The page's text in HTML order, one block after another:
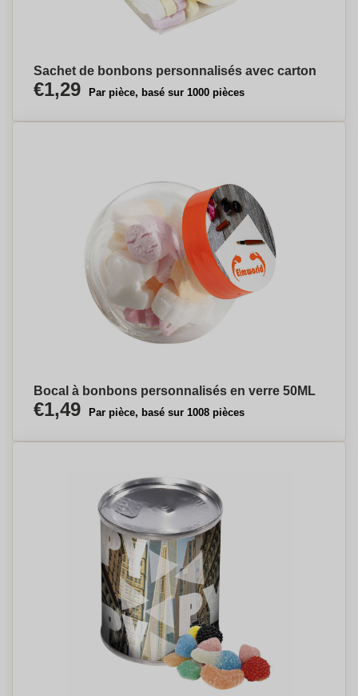
Sachet de bonbons personnalisés avec carton
€1,29 Par pièce, basé sur 1000 pièces
Bocal à bonbons personnalisés en verre 50ML
€1,49 Par pièce, basé sur 1008 pièces